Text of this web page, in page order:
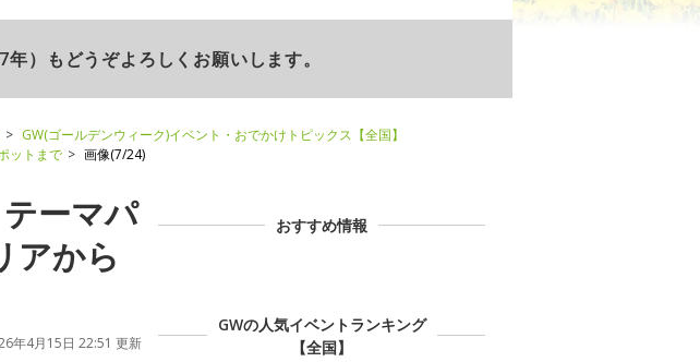
）もどうぞよろしくお願いします。
GW(ゴールデンウィーク)イベント・おでかけトピックス【全国】
ットまで
画像(7/24)
ーマパ
アから
年4月15日 22:51 更新
おすすめ情報
GWの人気イベントランキング
【全国】